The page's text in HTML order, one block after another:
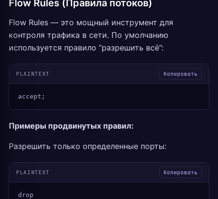
Flow Rules (Правила потоков)
Flow Rules — это мощный инструмент для
контроля трафика в сети. По умолчанию
используется правило “разрешить всё”:
PLAINTEXT Копировать
accept;
Примеры продвинутых правил:
Разрешить только определенные порты:
PLAINTEXT Копировать
drop